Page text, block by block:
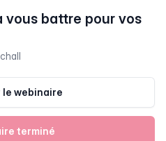
vous battre pour vos
le webinaire
terminé